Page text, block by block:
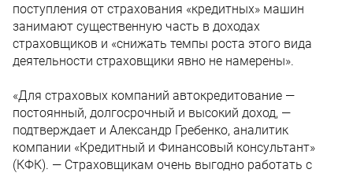
поступления от страхования «кредитных» машин
занимают существенную часть в доходах
страховщиков и «снижать темпы роста этого вида
деятельности страховщики явно не намерены».
«Для страховых компаний автокредитование —
постоянный, долгосрочный и высокий доход, —
подтверждает и Александр Гребенко, аналитик
компании «Кредитный и Финансовый консультант»
(КФК). — Страховщикам очень выгодно работать с